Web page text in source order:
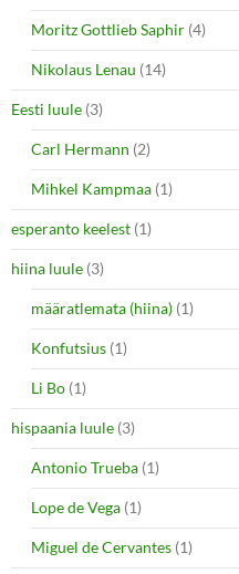
Moritz Gottlieb Saphir (4)
Nikolaus Lenau (14)
Eesti luule (3)
Carl Hermann (2)
Mihkel Kampmaa (1)
esperanto keelest (1)
hiina luule (3)
määratlemata (hiina) (1)
Konfutsius (1)
Li Bo (1)
hispaania luule (3)
Antonio Trueba (1)
Lope de Vega (1)
Miguel de Cervantes (1)